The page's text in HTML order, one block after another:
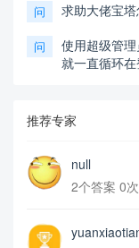
问 求助大佬宝
问
使用超级管
就一直循环
推荐专家
null
2个答案 0